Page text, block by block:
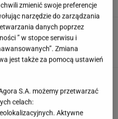
gdy zobaczyła to w
"Szok kulturowy"
diesla. Frytura i olej roślinny
zmienić swoje preferencje
narzędzie do zarządzania
danych poprzez
” w stopce serwisu i
Zmiana
jest także za pomocą ustawień
S.A. możemy przetwarzać
celach:
Aktywne